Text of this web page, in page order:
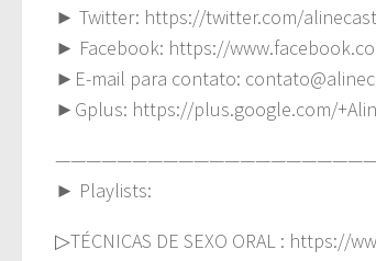
► Twitter: https://twitter.com/
► Facebook: https://
►E-mail para contato:
►Gplus: https://plus.google.com/
► Playlists:
▷TÉCNICAS DE SEXO ORAL : https://